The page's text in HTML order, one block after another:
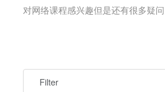
概况
对网络课程感兴趣但是还有很多疑